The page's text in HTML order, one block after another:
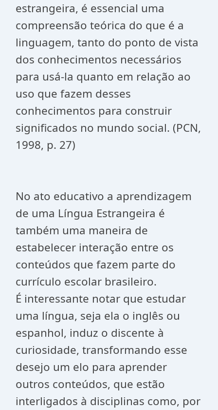
estrangeira, é essencial uma
compreensão teórica do que é a
linguagem, tanto do ponto de vista
dos conhecimentos necessários
para usá-la quanto em relação ao
uso que fazem desses
conhecimentos para construir
significados no mundo social. (PCN,
1998, p. 27)
No ato educativo a aprendizagem
de uma Língua Estrangeira é
também uma maneira de
estabelecer interação entre os
conteúdos que fazem parte do
currículo escolar brasileiro.
É interessante notar que estudar
uma língua, seja ela o inglês ou
espanhol, induz o discente à
curiosidade, transformando esse
desejo um elo para aprender
outros conteúdos, que estão
interligados à disciplinas como, por